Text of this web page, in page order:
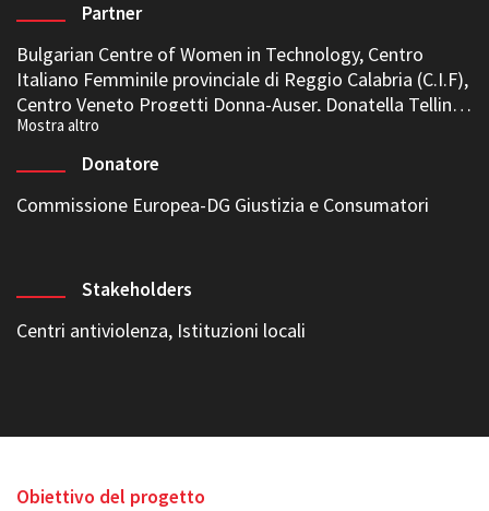
Partner
Bulgarian Centre of Women in Technology, Centro
Italiano Femminile provinciale di Reggio Calabria (C.I.F),
Centro Veneto Progetti Donna-Auser, Donatella Tellini
Onlus , Euclid Network, Fondazione Animus ,
Fondazione SURT , Folkuniversitetet, Stiftelsen för
Kursverksamheten vid Uppsala Universitet, Gender
Project for Bulgaria Foundation (GPF), Greek
Gender Studies (MIGS), Women’s Center of Karditsa
Donatore
Commissione Europea-DG Giustizia e Consumatori
Stakeholders
Centri antiviolenza, Istituzioni locali
Obiettivo del progetto